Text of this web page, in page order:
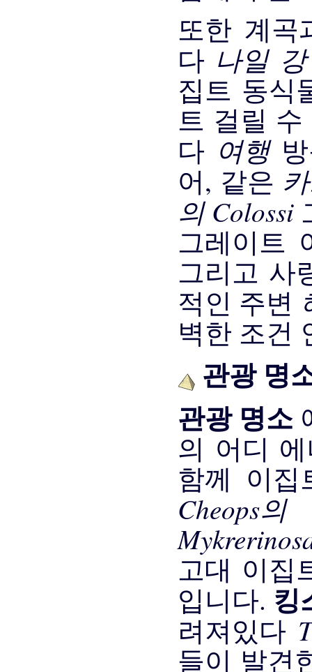
또한 계곡
다 나일
집트 동식
트 걸릴
다 여행
어, 같은
의 Colossi
그레이트
그리고 사
적인 주변
벽한 조건
관광 명​​
관광 명​​소
의 어디
함께 이
Cheops
고대 이집
입니다. 킹
려져있다
들이 발견